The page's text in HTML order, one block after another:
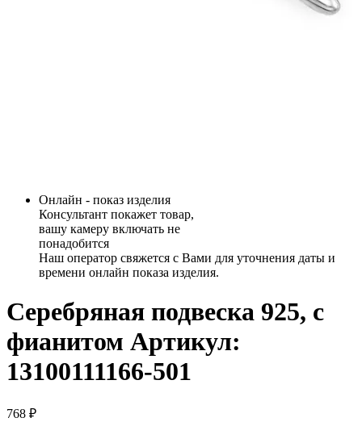
Онлайн - показ изделия
Консультант покажет товар,
вашу камеру включать не
понадобится
Наш оператор свяжется с Вами для уточнения даты и
времени онлайн показа изделия.
Серебряная подвеска 925, с
фианитом Артикул:
13100111166-501
768 ₽